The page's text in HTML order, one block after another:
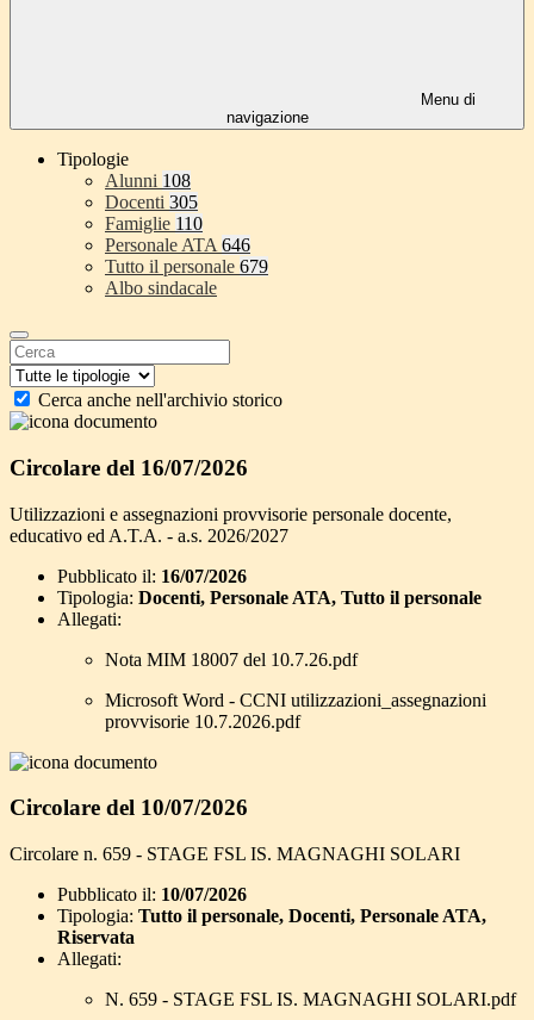
Menu di
navigazione
Tipologie
Alunni 108
Docenti 305
Famiglie 110
Personale ATA 646
Tutto il personale 679
Albo sindacale
Cerca anche nell'archivio storico
Circolare del 16/07/2026
Utilizzazioni e assegnazioni provvisorie personale docente,
educativo ed A.T.A. - a.s. 2026/2027
Pubblicato il: 16/07/2026
Tipologia: Docenti, Personale ATA, Tutto il personale
Allegati:
Nota MIM 18007 del 10.7.26.pdf
Microsoft Word - CCNI utilizzazioni_assegnazioni
provvisorie 10.7.2026.pdf
Circolare del 10/07/2026
Circolare n. 659 - STAGE FSL IS. MAGNAGHI SOLARI
Pubblicato il: 10/07/2026
Tipologia: Tutto il personale, Docenti, Personale ATA,
Riservata
Allegati:
N. 659 - STAGE FSL IS. MAGNAGHI SOLARI.pdf